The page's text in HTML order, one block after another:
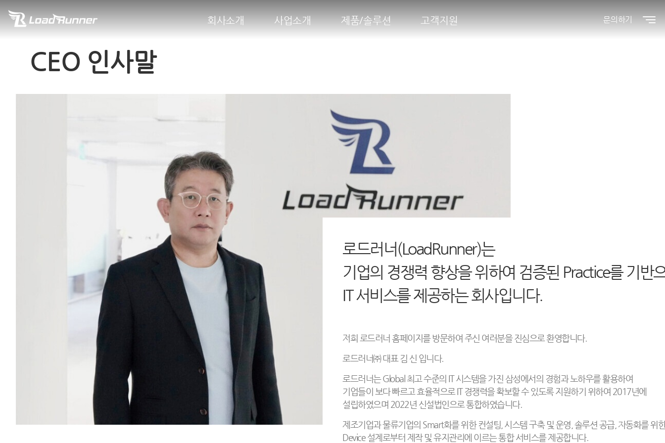
회사소개 사업소개 제품/솔루션 고객지원 문의하기
CEO 인사말
로드러너(LoadRunner)는
기업의 경쟁력 향상을 위하여 검증된 Practice를 기반
IT 서비스를 제공하는 회사입니다.
저희 로드러너 홈페이지를 방문하여 주신 여러분을 진심으로 환영합니다.
로드러너㈜ 대표 김 신 입니다.
로드러너는 Global 최고 수준의 IT 시스템을 가진 삼성에서의 경험과 노하우를 활용하여
기업들이 보다 빠르고 효율적으로 IT 경쟁력을 확보할 수 있도록 지원하기 위하여 2017년에
설립하였으며 2022년 신설법인으로 통합하였습니다.
제조기업과 물류기업의 Smart화를 위한 컨설팅, 시스템 구축 및 운영, 솔루션 공급, 자동화를 위한
Device 설계로부터 제작 및 유지관리에 이르는 통합 서비스를 제공합니다.